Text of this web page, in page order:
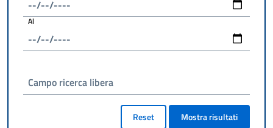
Al
Campo ricerca libera
Reset Mostra risultati